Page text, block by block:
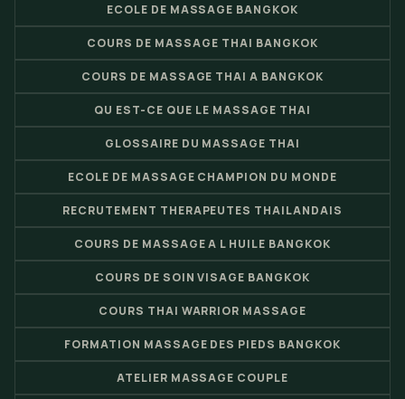
ECOLE DE MASSAGE BANGKOK
COURS DE MASSAGE THAI BANGKOK
COURS DE MASSAGE THAI A BANGKOK
QU EST-CE QUE LE MASSAGE THAI
GLOSSAIRE DU MASSAGE THAI
ECOLE DE MASSAGE CHAMPION DU MONDE
RECRUTEMENT THERAPEUTES THAILANDAIS
COURS DE MASSAGE A L HUILE BANGKOK
COURS DE SOIN VISAGE BANGKOK
COURS THAI WARRIOR MASSAGE
FORMATION MASSAGE DES PIEDS BANGKOK
ATELIER MASSAGE COUPLE